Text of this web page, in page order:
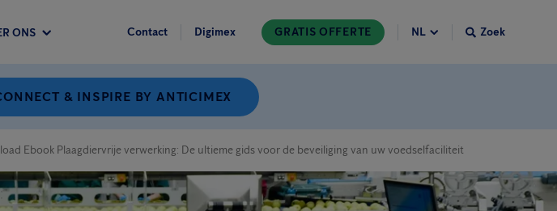
ONS Contact Digimex GRATIS OFFERTE Zoek
& INSPIRE BY ANTICIMEX
Ebook Plaagdiervrije verwerking: De ultieme gids voor de beveiliging van uw voedselfaciliteit